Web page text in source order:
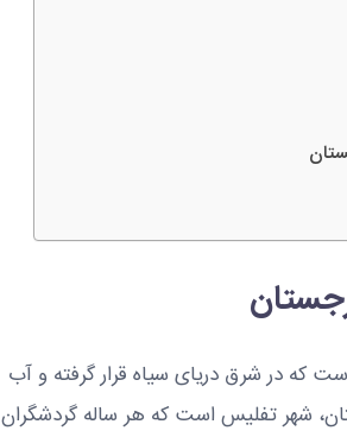
که در شرق دریای سیاه قرار گرفته و آب
شهر تفلیس است که هر ساله گردشگران